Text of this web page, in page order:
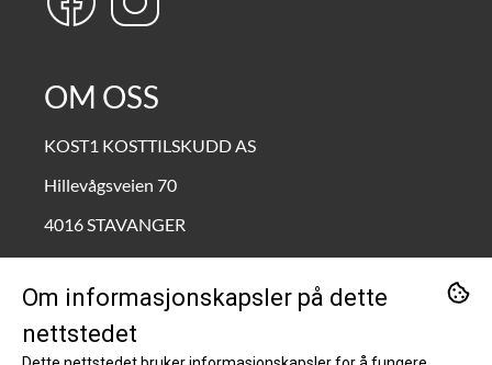
OM OSS
KOST1 KOSTTILSKUDD AS
Hillevågsveien 70
4016 STAVANGER
Org. nr. 995690772
Tlf: 90211111
kundeservice@kost1.no
Om informasjonskapsler på dette
nettstedet